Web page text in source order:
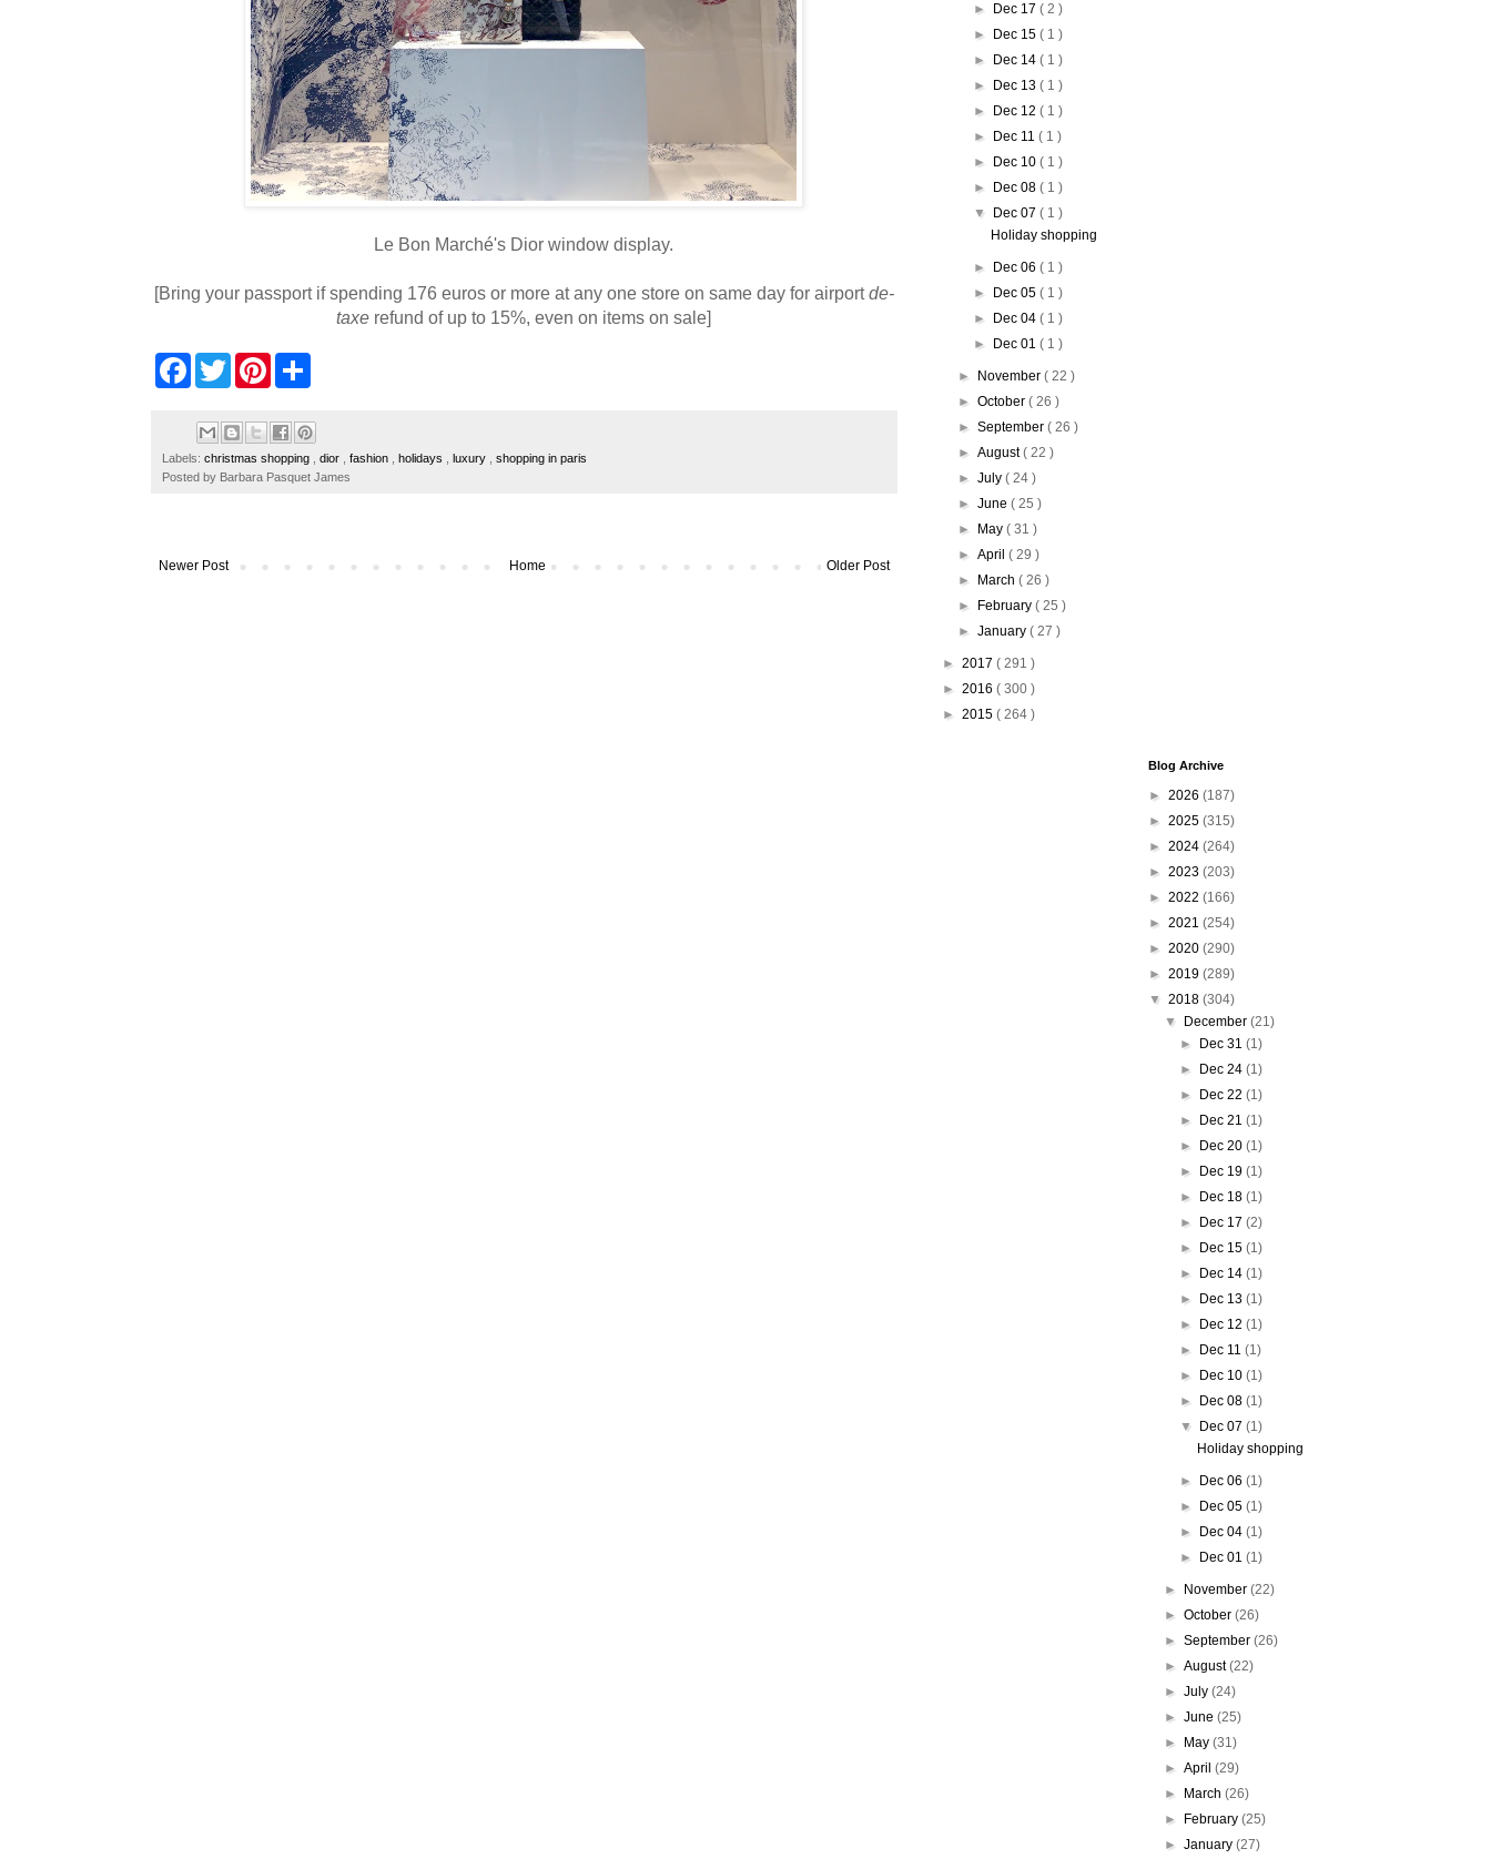
Le Bon Marché's Dior window display.
[Bring your passport if spending 176 euros or more at any one store on same day for airportde-
taxe refund of up to 15%, even on items on sale]
o
k
w
t
s
e
Labels: christmas shopping , dior , fashion , holidays , luxury , shopping in paris
Posted by Barbara Pasquet James
Newer Post Older Post
Home
►
Dec 17( 2 )
►
Dec 15( 1 )
►
Dec 14( 1 )
►
Dec 13( 1 )
►
Dec 12( 1 )
►
Dec 11( 1 )
►
Dec 10( 1 )
►
Dec 08( 1 )
▼
Dec 07( 1 )
Holiday shopping
► Dec 06( 1 )
►
Dec 05( 1 )
►
Dec 04( 1 )
►
Dec 01( 1 )
► November ( 22 )
► October ( 26 )
► September ( 26 )
► August( 22 )
► July ( 24 )
► June ( 25 )
►
May ( 31 )
► April ( 29 )
►
March ( 26 )
►
February ( 25 )
► January ( 27 )
► 2017 ( 291 )
► 2016 ( 300 )
► 2015 ( 264 )
Blog Archive
► 2026 (187)
► 2025 (315)
► 2024 (264)
► 2023 (203)
► 2022 (166)
► 2021 (254)
► 2020 (290)
► 2019 (289)
▼ 2018 (304)
▼
December (21)
►
Dec 31(1)
►
Dec 24(1)
►
Dec 22(1)
►
Dec 21(1)
►
Dec 20(1)
►
Dec 19(1)
►
Dec 18(1)
►
Dec 17(2)
►
Dec 15(1)
►
Dec 14(1)
►
Dec 13(1)
►
Dec 12(1)
►
Dec 11(1)
►
Dec 10(1)
►
Dec 08(1)
▼
Dec 07(1)
Holiday shopping
► Dec 06(1)
►
Dec 05(1)
►
Dec 04(1)
►
Dec 01(1)
► November (22)
► October (26)
► September (26)
► August(22)
► July (24)
► June (25)
►
May (31)
► April (29)
►
March (26)
►
February (25)
► January (27)